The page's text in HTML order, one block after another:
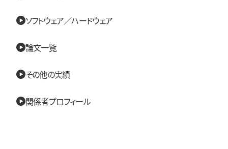
ソフトウェア／ハードウェア
論文一覧
その他の実績
関係者プロフィール